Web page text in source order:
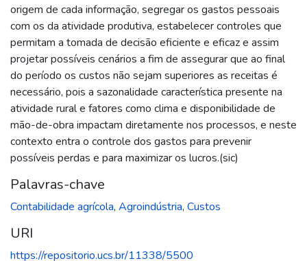
origem de cada informação, segregar os gastos pessoais
com os da atividade produtiva, estabelecer controles que
permitam a tomada de decisão eficiente e eficaz e assim
projetar possíveis cenários a fim de assegurar que ao final
do período os custos não sejam superiores as receitas é
necessário, pois a sazonalidade característica presente na
atividade rural e fatores como clima e disponibilidade de
mão-de-obra impactam diretamente nos processos, e neste
contexto entra o controle dos gastos para prevenir
possíveis perdas e para maximizar os lucros.(sic)
Palavras-chave
Contabilidade agrícola, Agroindústria, Custos
URI
https://repositorio.ucs.br/11338/5500